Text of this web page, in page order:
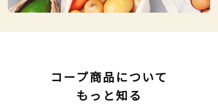
コープ商品について
もっと知る